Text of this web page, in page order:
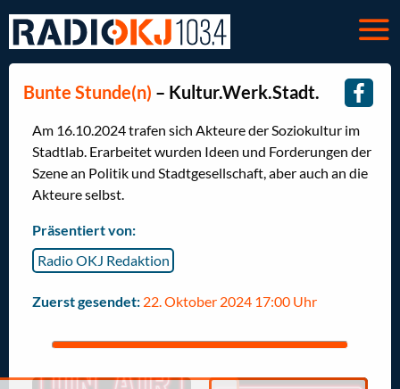
Bunte Stunde(n) – Kultur.Werk.Stadt.
Am 16.10.2024 trafen sich Akteure der Soziokultur im
Stadtlab. Erarbeitet wurden Ideen und Forderungen der
Szene an Politik und Stadtgesellschaft, aber auch an die
Akteure selbst.
Präsentiert von:
Radio OKJ Redaktion
Zuerst gesendet: 22. Oktober 2024 17:00 Uhr